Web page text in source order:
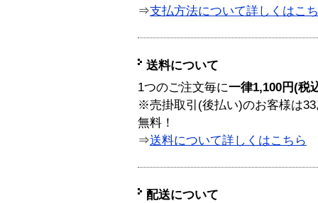
⇒支払方法について詳しくはこ
送料について
1つのご注文毎に一律1,100円(税
※売掛取引(後払い)のお客様は
無料！
⇒送料について詳しくはこちら
配送について